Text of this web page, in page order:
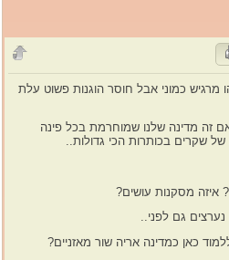
מרגיש כמוני אבל חוסר הוגנות פשוט עלת
זה מדינה שלנו שמוחרמת בכל פינה
שקרים בכותרות הכי גדולות..
איזה מסקנות עושים?
נערצים גם לפני..
כאן כמדינה אריה שור מאזניים?